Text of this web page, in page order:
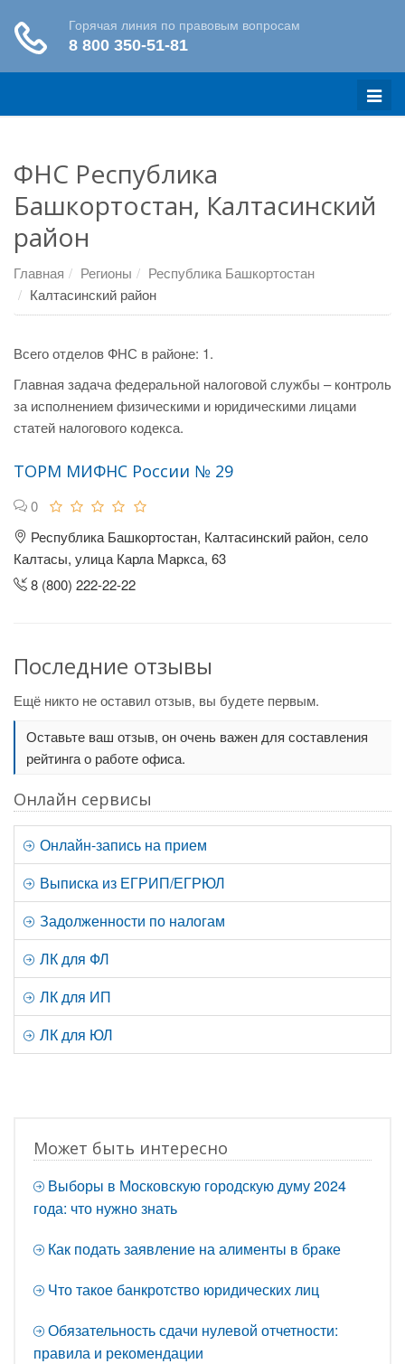
Меню
ФНС Республика
Башкортостан, Калтасинский
район
Главная Регионы
Республика Башкортостан
Калтасинский район
Всего отделов ФНС в районе: 1.
Главная задача федеральной налоговой службы – контроль
за исполнением физическими и юридическими лицами
статей налогового кодекса.
ТОРМ МИФНС России № 29
0
Республика Башкортостан, Калтасинский район, село
Калтасы, улица Карла Маркса, 63
8 (800) 222-22-22
Последние отзывы
Ещё никто не оставил отзыв, вы будете первым.
Оставьте ваш отзыв, он очень важен для составления
рейтинга о работе офиса.
Онлайн сервисы
Онлайн-запись на прием
Выписка из ЕГРИП/ЕГРЮЛ
Задолженности по налогам
ЛК для ФЛ
ЛК для ИП
ЛК для ЮЛ
Может быть интересно
Выборы в Московскую городскую думу 2024
года: что нужно знать
Как подать заявление на алименты в браке
Что такое банкротство юридических лиц
Обязательность сдачи нулевой отчетности:
правила и рекомендации